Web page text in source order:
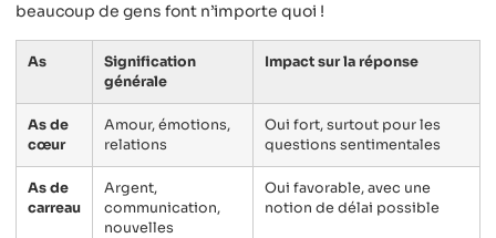
beaucoup de gens font n’importe quoi !
As
Signification
générale
Impact sur la réponse
As de
cœur
Amour, émotions,
relations
Oui fort, surtout pour les
questions sentimentales
As de
carreau
Argent,
communication,
nouvelles
Oui favorable, avec une
notion de délai possible